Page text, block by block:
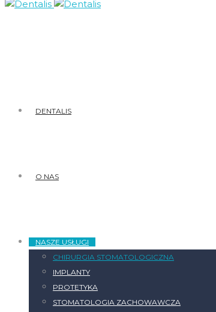
DENTALIS
O NAS
NASZE USŁUGI
CHIRURGIA STOMATOLOGICZNA
IMPLANTY
PROTETYKA
STOMATOLOGIA ZACHOWAWCZA